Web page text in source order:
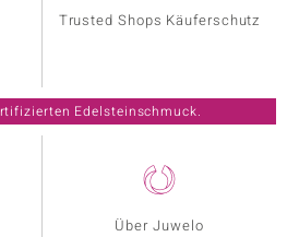
Über Juwelo
Trusted Shops Käuferschutz
Edelsteinschmuck.